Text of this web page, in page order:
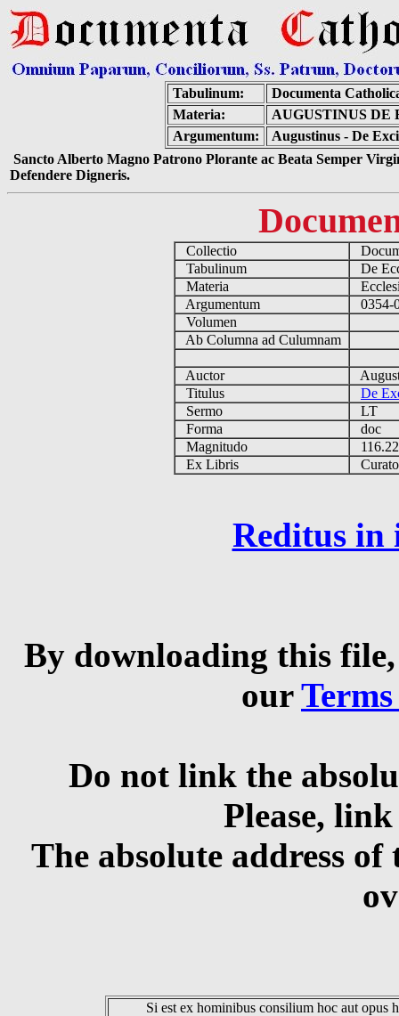
Tabulinum:
Documenta
Materia:
AUGUSTINUS DE
Argumentum:
Augustinus - De
Sancto Alberto Magno Patrono Plorante ac Beata Semper
Defendere Digneris.
Collectio
Tabulinum
De
Materia
Argumentum
0354-
Volumen
Ab Columna ad Culumnam
Auctor
Titulus
De
Sermo
LT
Forma
doc
Magnitudo
Ex Libris
Reditus in
By downloading this
our
Do not link the
Please,
The absolute address
Si est ex hominibus consilium hoc aut opus